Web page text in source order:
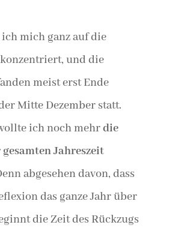
mich ganz auf die
und die
meist erst Ende
Mitte Dezember statt.
ich noch mehrdie
Jahreszeit
abgesehen davon, dass
das ganze Jahr über
die Zeit des Rückzugs